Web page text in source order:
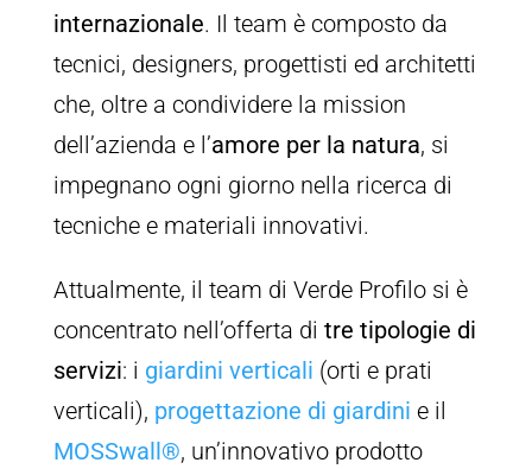
internazionale. Il team è composto da
tecnici, designers, progettisti ed architetti
che, oltre a condividere la mission
dell’azienda e l’amore per la natura, si
impegnano ogni giorno nella ricerca di
tecniche e materiali innovativi.
Attualmente, il team di Verde Profilo si è
concentrato nell’offerta di tre tipologie di
servizi: i giardini verticali (orti e prati
verticali), progettazione di giardini e il
MOSSwall®, un’innovativo prodotto